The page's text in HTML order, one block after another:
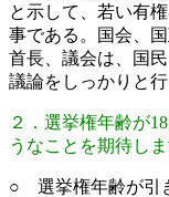
と示して、若い有
事である。国会、
首長、議会は、国
議論をしっかりと
２．選挙権年齢が
うなことを期待しま
○ 選挙権年齢が引